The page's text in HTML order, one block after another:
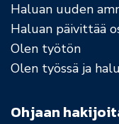
Haluan uuden
Haluan päivittää
Olen työtön
Olen työssä ja
Ohjaan